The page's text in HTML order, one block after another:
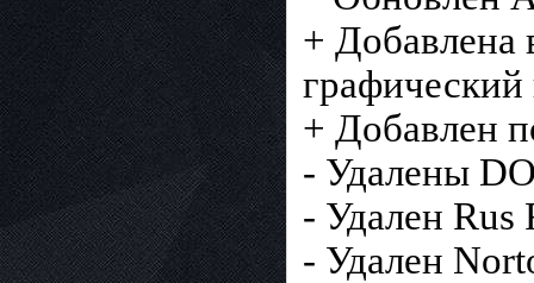
+ Добавлена
графический
+ Добавлен
- Удалены
- Удален
- Удален